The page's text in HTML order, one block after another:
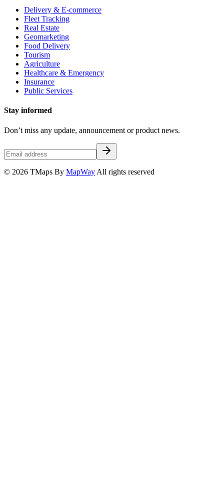
Delivery & E-commerce
Fleet Tracking
Real Estate
Geomarketing
Food Delivery
Tourism
Agriculture
Healthcare & Emergency
Insurance
Public Services
Stay informed
Don’t miss any update, announcement or product news.
© 2026 TMaps By MapWay All rights reserved